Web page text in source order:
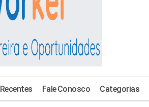
Recentes Fale Conosco Categorias